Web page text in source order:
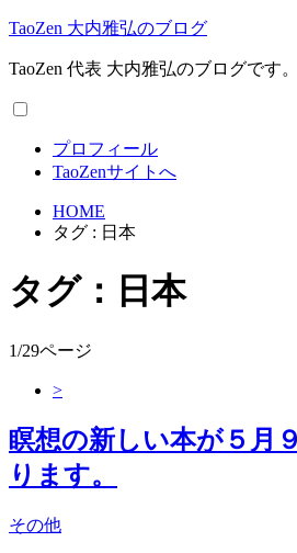
TaoZen 大内雅弘のブログ
TaoZen 代表 大内雅弘のブログです。
プロフィール
TaoZenサイトへ
HOME
タグ : 日本
タグ：日本
1/29ページ
>
瞑想の新しい本が５月
ります。
その他